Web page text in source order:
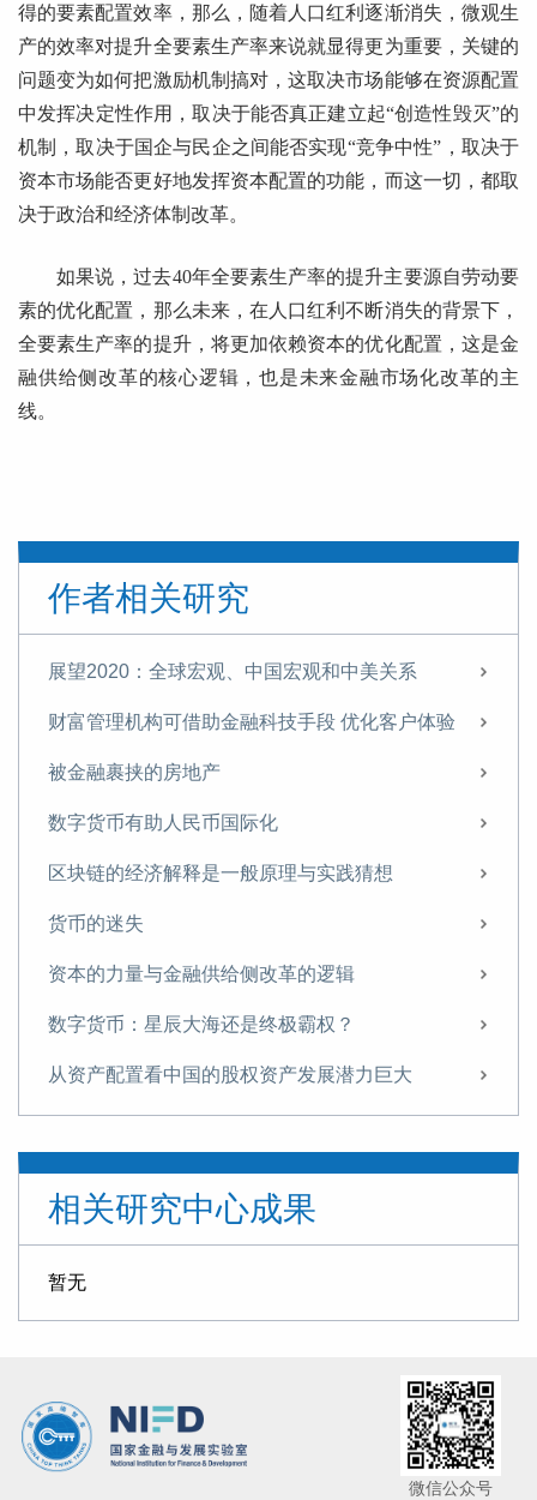
得的要素配置效率，那么，随着人口红利逐渐消失，微观生
产的效率对提升全要素生产率来说就显得更为重要，关键的
问题变为如何把激励机制搞对，这取决市场能够在资源配置
中发挥决定性作用，取决于能否真正建立起“创造性毁灭”的
机制，取决于国企与民企之间能否实现“竞争中性”，取决于
资本市场能否更好地发挥资本配置的功能，而这一切，都取
决于政治和经济体制改革。
如果说，过去40年全要素生产率的提升主要源自劳动要
素的优化配置，那么未来，在人口红利不断消失的背景下，
全要素生产率的提升，将更加依赖资本的优化配置，这是金
融供给侧改革的核心逻辑，也是未来金融市场化改革的主
线。
作者相关研究
展望2020：全球宏观、中国宏观和中美关系
财富管理机构可借助金融科技手段 优化客户体验
被金融裹挟的房地产
数字货币有助人民币国际化
区块链的经济解释是一般原理与实践猜想
货币的迷失
资本的力量与金融供给侧改革的逻辑
数字货币：星辰大海还是终极霸权？
从资产配置看中国的股权资产发展潜力巨大
人民币汇率70年：从外生变量到内生变量
从萨伊到熊彼特：再谈供给侧
货币的层次：站在比特币肩膀上的天秤币
东方证券首席经济学家邵宇： 人民币汇率不必拘泥于“7”的底线
中国经济指南：经济发展三阶段与全球产业链“雁阵模型”
经济增长的道德意义：激辩供给与需求——兼谈户籍制度改革的思路
相关研究中心成果
暂无
微信公众号